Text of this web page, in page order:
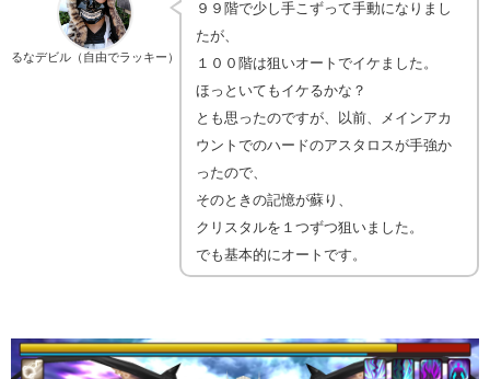
るなデビル（自由でラッキー）
９９階で少し手こずって手動になりまし
たが、
１００階は狙いオートでイケました。
ほっといてもイケるかな？
とも思ったのですが、以前、メインアカ
ウントでのハードのアスタロスが手強か
ったので、
そのときの記憶が蘇り、
クリスタルを１つずつ狙いました。
でも基本的にオートです。